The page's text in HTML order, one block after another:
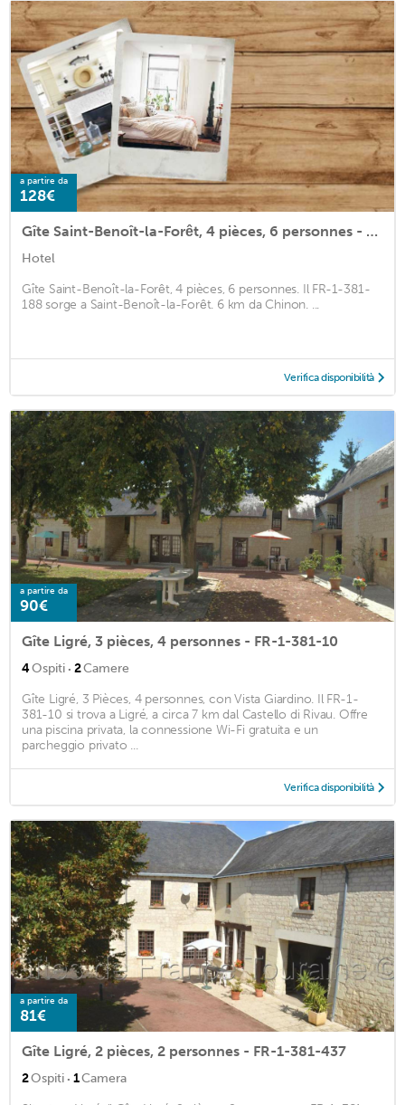
a partire da
128€
Gîte Saint-Benoît-la-Forêt, 4 pièces, 6 personnes - FR-1-381-188
Hotel
Gîte Saint-Benoît-la-Forêt, 4 pièces, 6 personnes. Il FR-1-381-
188 sorge a Saint-Benoît-la-Forêt. 6 km da Chinon. ...
Verifica disponibilità
a partire da
90€
Gîte Ligré, 3 pièces, 4 personnes - FR-1-381-10
4Ospiti · 2Camere
Gîte Ligré, 3 Pièces, 4 personnes, con Vista Giardino. Il FR-1-
381-10 si trova a Ligré, a circa 7 km dal Castello di Rivau. Offre
una piscina privata, la connessione Wi-Fi gratuita e un
parcheggio privato ...
Verifica disponibilità
a partire da
81€
Gîte Ligré, 2 pièces, 2 personnes - FR-1-381-437
2Ospiti · 1Camera